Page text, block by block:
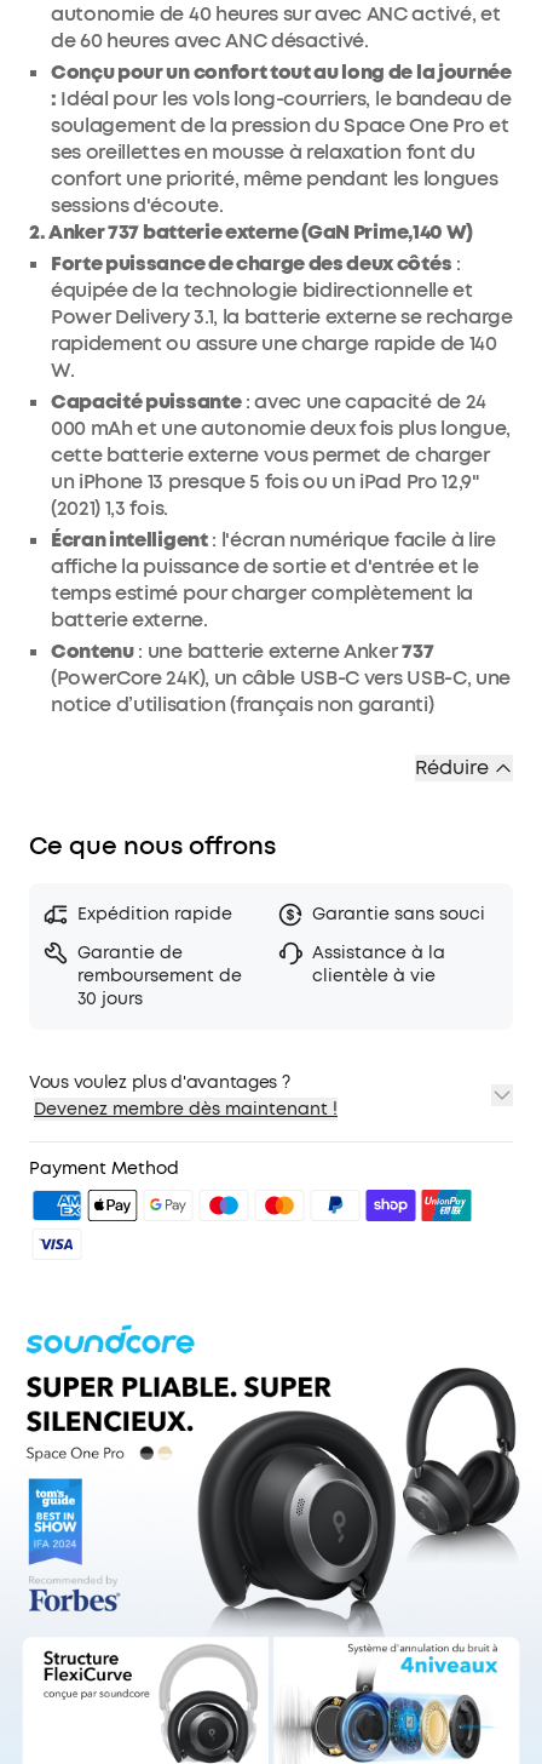
autonomie de 40 heures sur avec ANC activé, et
de 60 heures avec ANC désactivé.
Conçu pour un confort tout au long de la journée
: Idéal pour les vols long-courriers, le bandeau de
soulagement de la pression du Space One Pro et
ses oreillettes en mousse à relaxation font du
confort une priorité, même pendant les longues
sessions d'écoute.
2. Anker 737 batterie externe (GaN Prime,140 W)
Forte puissance de charge des deux côtés :
équipée de la technologie bidirectionnelle et
Power Delivery 3.1, la batterie externe se recharge
rapidement ou assure une charge rapide de 140
W.
Capacité puissante: avec une capacité de 24
000 mAh et une autonomie deux fois plus longue,
cette batterie externe vous permet de charger
un iPhone 13 presque 5 fois ou un iPad Pro 12,9"
(2021) 1,3 fois.
Écran intelligent: l'écran numérique facile à lire
affiche la puissance de sortie et d'entrée et le
temps estimé pour charger complètement la
batterie externe.
Contenu: une batterie externe Anker737
(PowerCore 24K), un câble USB-C vers USB-C, une
notice d’utilisation (français non garanti)
Réduire
Ce que nous offrons
Expédition rapide
Garantie sans souci
Garantie de
remboursement de
30 jours
Assistance à la
clientèle à vie
Vous voulez plus d'avantages ?
Devenez membre dès maintenant !
2. Prix pour les membres sur certains produits
3. Cadeau d'anniversaire
4. Débloquer des avantages avec soundcoreCredits
savoir plus
Payment Method